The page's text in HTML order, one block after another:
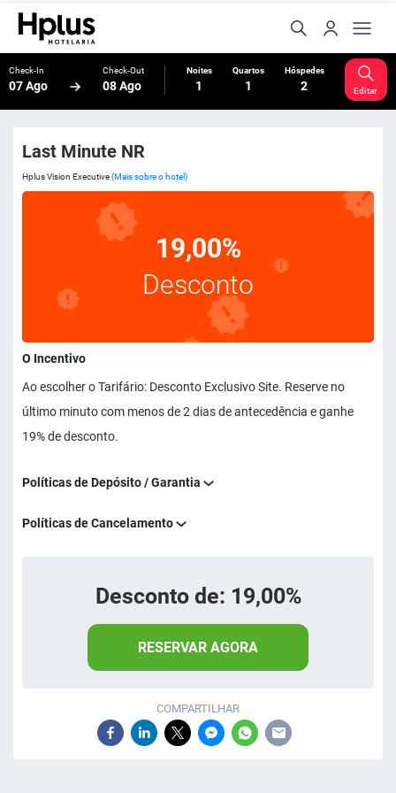
Check-In
07 Ago
Check-Out
08 Ago
Noites
1
Quartos
1
Hóspedes
2 Editar
Last Minute NR
Hplus Vision Executive(Mais sobre o hotel)
19,00%
Desconto
O Incentivo
Ao escolher o Tarifário: Desconto Exclusivo Site. Reserve no
último minuto com menos de 2 dias de antecedência e ganhe
19% de desconto.
Políticas de Depósito / Garantia
Políticas de Cancelamento
Desconto de: 19,00%
RESERVAR AGORA
COMPARTILHAR